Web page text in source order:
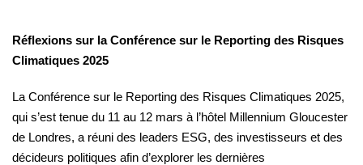
Réflexions sur la Conférence sur le Reporting des Risques
Climatiques 2025
La Conférence sur le Reporting des Risques Climatiques 2025,
qui s’est tenue du 11 au 12 mars à l’hôtel Millennium Gloucester
de Londres, a réuni des leaders ESG, des investisseurs et des
décideurs politiques afin d’explorer les dernières